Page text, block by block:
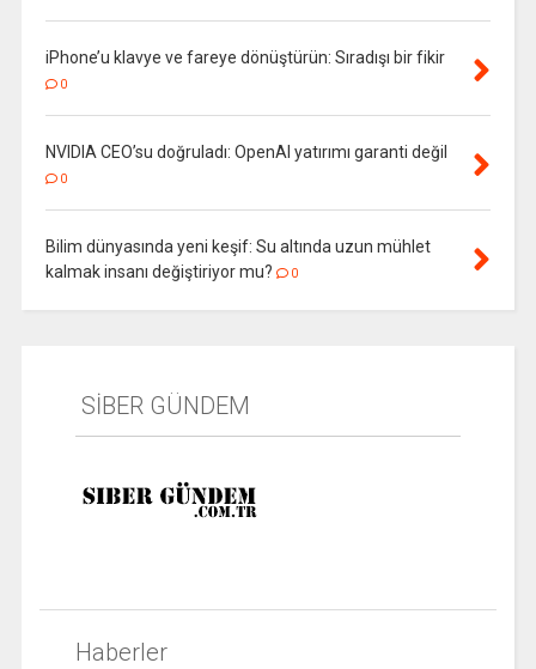
iPhone’u klavye ve fareye dönüştürün: Sıradışı bir fikir
0
NVIDIA CEO’su doğruladı: OpenAI yatırımı garanti değil
0
Bilim dünyasında yeni keşif: Su altında uzun mühlet
kalmak insanı değiştiriyor mu?
0
SİBER GÜNDEM
Haberler